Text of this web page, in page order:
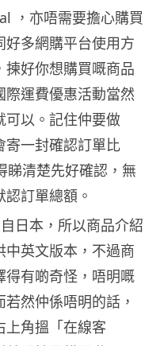
，亦唔需要擔心購買
多網購平台使用方
好你想購買嘅商品
運費優惠活動當然
可以。記住仲要做
寄一封確認訂單比
睇清楚先好確認，無
訂單總額。
日本，所以商品介紹
英文版本，不過商
得有啲奇怪，唔明嘅
然仲係唔明的話，
上角搵「在線客